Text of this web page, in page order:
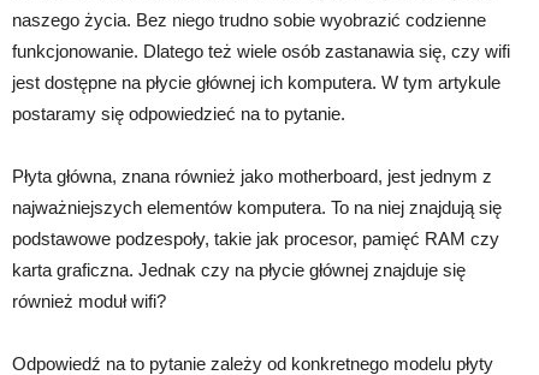
naszego życia. Bez niego trudno sobie wyobrazić codzienne
funkcjonowanie. Dlatego też wiele osób zastanawia się, czy wifi
jest dostępne na płycie głównej ich komputera. W tym artykule
postaramy się odpowiedzieć na to pytanie.
Płyta główna, znana również jako motherboard, jest jednym z
najważniejszych elementów komputera. To na niej znajdują się
podstawowe podzespoły, takie jak procesor, pamięć RAM czy
karta graficzna. Jednak czy na płycie głównej znajduje się
również moduł wifi?
Odpowiedź na to pytanie zależy od konkretnego modelu płyty